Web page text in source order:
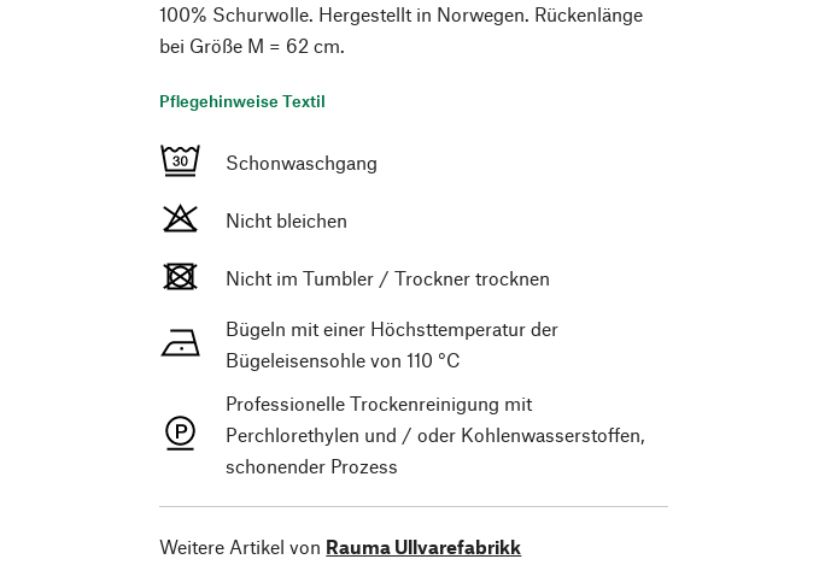
100% Schurwolle. Hergestellt in Norwegen. Rückenlänge
bei Größe M = 62 cm.
Pflegehinweise Textil
Schonwaschgang
Nicht bleichen
Nicht im Tumbler / Trockner trocknen
Bügeln mit einer Höchsttemperatur der
Bügeleisensohle von 110 °C
Professionelle Trockenreinigung mit
Perchlorethylen und / oder Kohlenwasserstoffen,
schonender Prozess
Weitere Artikel von Rauma Ullvarefabrikk